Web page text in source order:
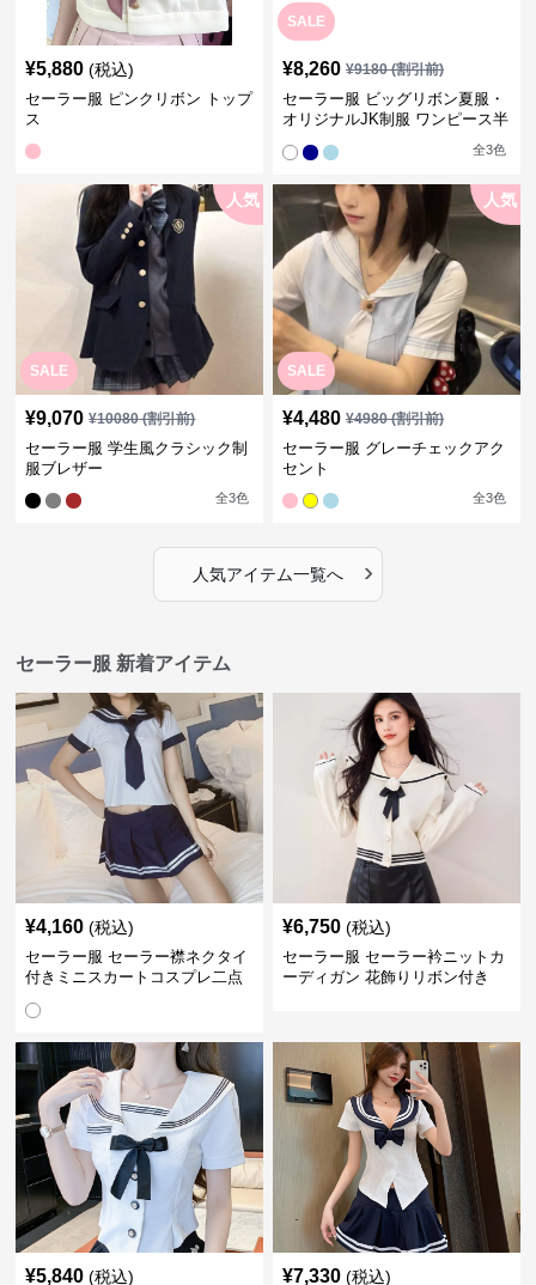
¥5,880 (税込)
セーラー服 ピンクリボン トップ
ス
SALE
¥8,260 ¥9180(割引前)
セーラー服 ビッグリボン夏服・
オリジナルJK制服 ワンピース半
全3色
SALE
人気
¥9,070 ¥10080(割引前)
セーラー服 学生風クラシック制
服ブレザー
全3色
SALE
人気
¥4,480 ¥4980(割引前)
セーラー服 グレーチェックアク
セント
全3色
人気アイテム一覧へ ›
セーラー服 新着アイテム
¥4,160 (税込)
セーラー服 セーラー襟ネクタイ
付きミニスカートコスプレ二点
¥6,750 (税込)
セーラー服 セーラー衿ニットカ
ーディガン 花飾りリボン付き
¥5,840 (税込) ¥7,330 (税込)